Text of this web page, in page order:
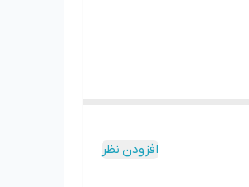
افزودن نظر